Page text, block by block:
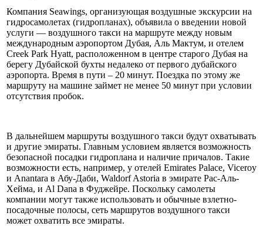
Компания Seawings, организующая воздушные экскурсии на
гидросамолетах (гидропланах), объявила о введении новой
услуги — воздушного такси на маршруте между новым
международным аэропортом Дубая, Аль Мактум, и отелем
Creek Park Hyatt, расположенном в центре старого Дубая на
берегу Дубайской бухты недалеко от первого дубайского
аэропорта. Время в пути – 20 минут. Поездка по этому же
маршруту на машине займет не менее 50 минут при условии
отсутствия пробок.
В дальнейшем маршруты воздушного такси будут охватывать
и другие эмираты. Главным условием является возможность
безопасной посадки гидроплана и наличие причалов. Такие
возможности есть, например, у отелей Emirates Palace, Viceroy
и Anantara в Абу-Даби, Waldorf Astoria в эмирате Рас-Аль-
Хейма, и Al Dana в Фуджейре. Поскольку самолеты
компании могут также использовать и обычные взлетно-
посадочные полосы, сеть маршрутов воздушного такси
может охватить все эмираты.